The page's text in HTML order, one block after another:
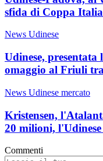
sfida di Coppa
News Udinese
Udinese,
omaggio al Friuli
News Udinese mercato
Kristensen,
20 milioni, l'Udinese
Commenti